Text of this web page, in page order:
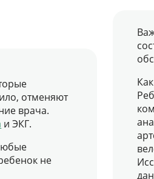
отменяют
врача.
и ЭКГ.
не